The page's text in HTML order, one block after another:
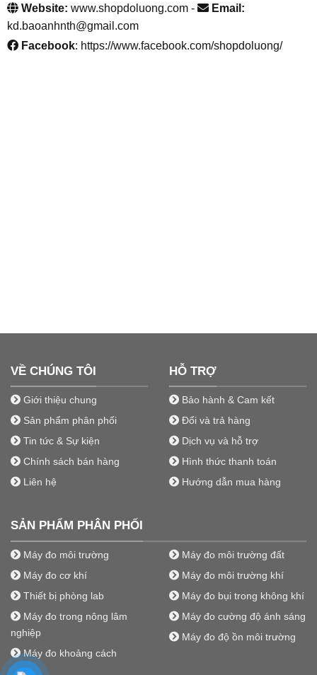
Website: www.shopdoluong.com -
Email:
kd.baoanhnth@gmail.com
Facebook: https://www.facebook.com/shopdoluong/
VỀ CHÚNG TÔI
Giới thiệu chung
Sản phẩm phân phối
Tin tức & Sự kiện
Chính sách bán hàng
Liên hệ
HỖ TRỢ
Bảo hành & Cam kết
Đổi và trả hàng
Dịch vụ và hỗ trợ
Hình thức thanh toán
Hướng dẫn mua hàng
SẢN PHẨM PHÂN PHỐI
Máy đo môi trường
Máy đo cơ khí
Thiết bị phòng lab
Máy đo trong nông lâm
nghiệp
Máy đo khoảng cách
Máy đo môi trường đất
Máy đo môi trường khí
Máy đo bụi trong không khí
Máy đo cường độ ánh sáng
Máy đo độ ồn môi trường